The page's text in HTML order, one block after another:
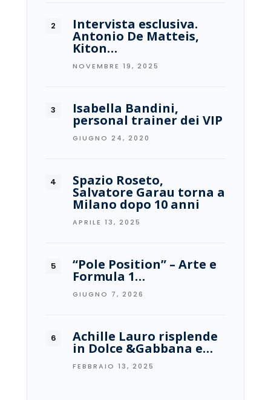
Intervista esclusiva.
Antonio De Matteis,
Kiton…
NOVEMBRE 19, 2025
Isabella Bandini,
personal trainer dei VIP
GIUGNO 24, 2020
Spazio Roseto,
Salvatore Garau torna a
Milano dopo 10 anni
APRILE 13, 2025
“Pole Position” – Arte e
Formula 1…
GIUGNO 7, 2026
Achille Lauro risplende
in Dolce &Gabbana e…
FEBBRAIO 13, 2025